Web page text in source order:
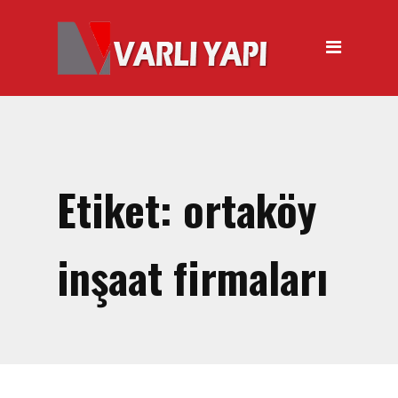
ANASAYFA
HAKKIMIZDA
Tabancası
El Arabası Satışı – Toptan,
Perakende Satış
Etiket: ortaköy
inşaat firmaları